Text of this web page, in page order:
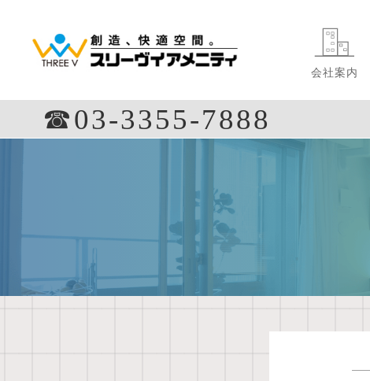
会社案内
☎︎03-3355-7888